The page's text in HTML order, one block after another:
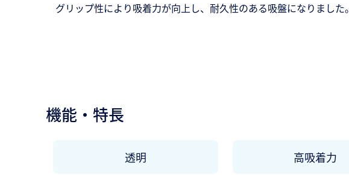
グリップ性により吸着力が向上し、耐久性のある吸盤になりました。
機能・特長
透明 高吸着力